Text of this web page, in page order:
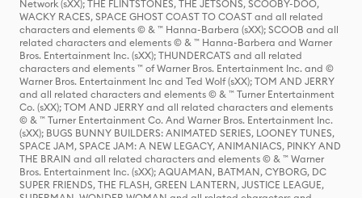
Network (sXX); THE FLINTSTONES, THE JETSONS, SCOOBY-DOO,
WACKY RACES, SPACE GHOST COAST TO COAST and all related
characters and elements © & ™ Hanna-Barbera (sXX); SCOOB and all
related characters and elements © & ™ Hanna-Barbera and Warner
Bros. Entertainment Inc. (sXX); THUNDERCATS and all related
characters and elements ™ of Warner Bros. Entertainment Inc. and ©
Warner Bros. Entertainment Inc and Ted Wolf (sXX); TOM AND JERRY
and all related characters and elements © & ™ Turner Entertainment
Co. (sXX); TOM AND JERRY and all related characters and elements
© & ™ Turner Entertainment Co. And Warner Bros. Entertainment Inc.
(sXX); BUGS BUNNY BUILDERS: ANIMATED SERIES, LOONEY TUNES,
SPACE JAM, SPACE JAM: A NEW LEGACY, ANIMANIACS, PINKY AND
THE BRAIN and all related characters and elements © & ™ Warner
Bros. Entertainment Inc. (sXX); AQUAMAN, BATMAN, CYBORG, DC
SUPER FRIENDS, THE FLASH, GREEN LANTERN, JUSTICE LEAGUE,